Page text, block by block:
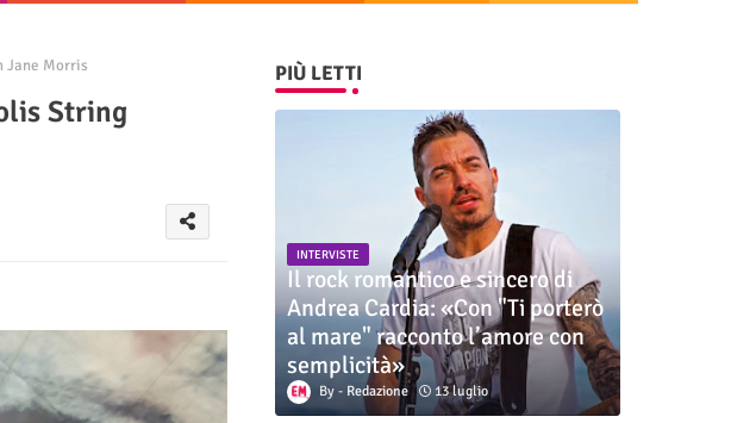
Jane Morris
String
PIÙ LETTI
INTERVISTE
Il rock romantico e sincero di
Andrea Cardia: «Con "Ti porterò
al mare" racconto l’amore con
semplicità»
Redazione 13 luglio